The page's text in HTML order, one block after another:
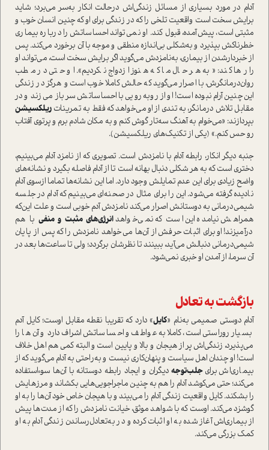
آدام در مورد بسیاری از مسائل زندگی‌اش در‌حالت انکار به‌سر می‌برد؛ شاید
برایش سخت ا‌ست واقعیت تلخی را که در زندگی برای او که چنین انسان خوب و
مثبتی ا‌ست، پیش‌آمده، قبول کند. او نمی‌تواند احساساتش را درباره بیماری
خطرناکش بپذیرد و به‌شکلی بی‌اندازه منطقی و موجه با آن برخورد می‌کند. پس
از خبردار‌شدن از بیماری، به‌نامزدش می‌گوید اگر برایش سخت ا‌ست، می‌تواند او
را رها کند: «به هر حال ما که هنوز ازدواج نکردیم». او حتی در مطب
روان‌درمانگرش، با اصرار می‌گوید که حالش کاملا خوب ا‌ست و هرگز در زندگی
این‌چنین آرام نبوده ا‌ست! او از روبه‌رویی با احساساتش سر باز می‌زند و در
مقابل تلاش درمانگر، به تندی از او می‌خواهد که فقط به تمرینات ریلکسیشن
بپردازند: «می‌خوام به آهنگ سه‌تار گوش کنم و به مکان شادم برم و پرتوی آفتاب
رو حس کنم.» (یکی از تکنیک‌های ریلکسیشن).
جنبه دیگر انکار، رابطه آدام با نامزدش ا‌ست. تصویری که از نامزد آدام می‌بینیم،
دختری ا‌ست که به هر شکلی دنبال بهانه ا‌ست تا از آدام فاصله بگیرد و نشانه‌های
واضح زیادی برای این عدم تمایلش وجود دارد. اما این نشانه‌ها تماما از‌سوی آدام
نادیده گرفته می‌شود. این را برای مثال در صحنه‌ای می‌بینیم که آدام در جلسه
شیمی‌درمانی به دوستانش اصرار می‌کند نامزدش آدم خوبی ا‌ست و علت این‌که
همراهش نیامده این ا‌ست که نمی‌خواهدانرژی‌های مثبت و منفی با هم
درآمیزند! او برای اثبات حرفش از آن‌ها می‌خواهد نامزدش را که پس از پایان
شیمی‌درمانی دنبالش می‌آید، ببینند تا نظرشان برگردد؛ ولی تا ساعت‌ها بعد در
آن سرما، از آمدن او خبری نمی‌شود.
بازگشت به تعادل
آدام دوستی صمیمی به‌نام «کایل» دارد که تقریبا نقطه مقابل اوست؛ کایل آدم
بسیار رورا‌ستی ا‌ست، کاملا به عواطف و احساساتش اشراف دارد و آن‌ها را
می‌پذیرد، زندگی‌اش پر از هیجان و بالا و پایین ا‌ست و البته کمی هم اهل خلاف
ا‌ست! او چندان اهل سیا‌ست و پنهان‌کاری نیست و به‌راحتی به آدام می‌گوید که از
بیماری‌اش برای جلب‌توجهدیگران و ایجاد رابطه دوستانه با آن‌ها سوء‌ا‌ستفاده
می‌کند؛ حتی می‌کوشد آدام را هم به چنین ماجراجویی‌هایی بکشاند و مرزهایش
را بشکند. کایل واقعیت زندگی آدام را می‌بیند و با هیجان خاص خود آن‌ها را به او
گوشزد می‌کند. اوست که با شواهد موثق، خیانت نامزدش را که از مدت‌ها پیش
از بیماری‌اش آغاز شده به او اثبات کرده و در به‌تعادل‌رساندن زندگی آدام به او
کمک بزرگی می‌کند.